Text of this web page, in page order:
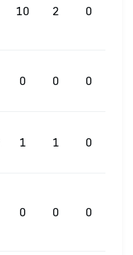
10 2 0
0 0 0
1 1 0
0 0 0